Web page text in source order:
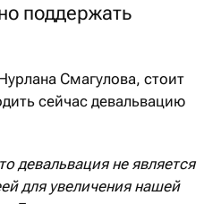
поддержать
Смагулова, стоит
сейчас девальвацию
девальвация не является
для увеличения нашей